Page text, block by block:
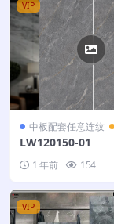
VIP
中板配套任意连纹
LW120150-01
1 年前 154
VIP